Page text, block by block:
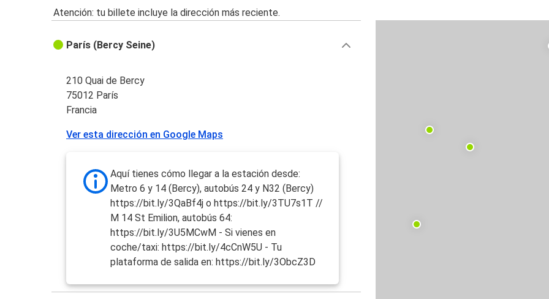
Atención: tu billete incluye la dirección más reciente.
París (Bercy Seine)
210 Quai de Bercy
75012 París
Francia
Ver esta dirección en Google Maps
Aquí tienes cómo llegar a la estación desde:
Metro 6 y 14 (Bercy), autobús 24 y N32 (Bercy)
https://bit.ly/3QaBf4j o https://bit.ly/3TU7s1T //
M 14 St Emilion, autobús 64:
https://bit.ly/3U5MCwM - Si vienes en
coche/taxi: https://bit.ly/4cCnW5U - Tu
plataforma de salida en: https://bit.ly/3ObcZ3D